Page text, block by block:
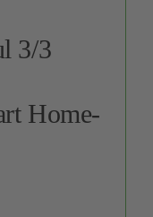
3/3
Home-